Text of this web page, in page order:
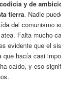
y de
tierra. Nadie
del comunismo
Falta mucho
evidente que el
que hacía casi
caído, y eso